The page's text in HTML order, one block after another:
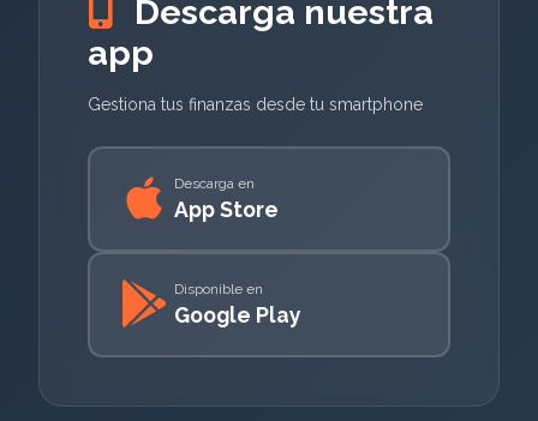
Descarga nuestra
app
Gestiona tus finanzas desde tu smartphone
Descarga en
App Store
Disponible en
Google Play